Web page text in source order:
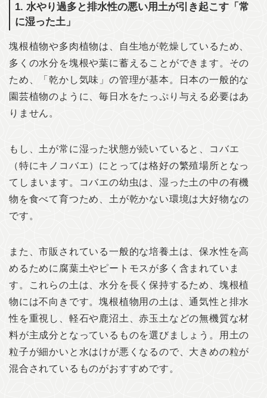
1. 水やり過多と排水性の悪い用土が引き起こす「常
に湿った土」
塊根植物や多肉植物は、自生地が乾燥しているため、
多くの水分を塊根や葉に蓄えることができます。その
ため、「乾かし気味」の管理が基本。日本の一般的な
園芸植物のように、毎日水をたっぷり与える必要はあ
りません。
もし、土が常に湿った状態が続いていると、コバエ
（特にキノコバエ）にとっては格好の繁殖場所となっ
てしまいます。コバエの幼虫は、湿った土の中の有機
物を食べて育つため、土が乾かない環境は大好物なの
です。
また、市販されている一般的な培養土は、保水性を高
めるために腐葉土やピートモスが多く含まれていま
す。これらの土は、水分を長く保持するため、塊根植
物には不向きです。塊根植物用の土は、通気性と排水
性を重視し、軽石や鹿沼土、赤玉土などの無機質な材
料が主成分となっているものを選びましょう。用土の
粒子が細かいと水はけが悪くなるので、大きめの粒が
混合されているものがおすすめです。